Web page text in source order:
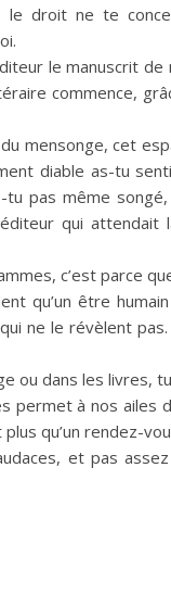
le droit ne te
le manuscrit
commence,
mensonge, cet
diable as-tu
tu pas même
qui
c’est parce
qu’un être
ne le révèlent
ou dans les livres,
permet à nos ailes
qu’un rendez-
et pas